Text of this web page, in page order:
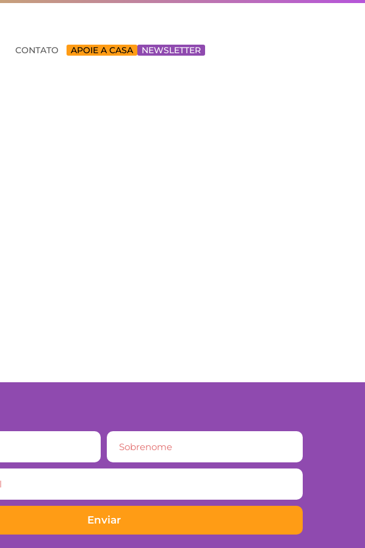
CONTATO APOIE A CASA NEWSLETTER
Enviar